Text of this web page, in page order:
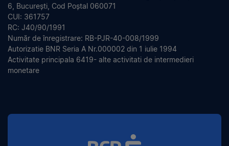
6, București, Cod Poștal 060071
CUI: 361757
RC: J40/90/1991
Număr de înregistrare: RB-PJR-40-008/1999
Autorizatie BNR Seria A Nr.000002 din 1 iulie 1994
Activitate principala 6419- alte activitati de intermedieri
monetare